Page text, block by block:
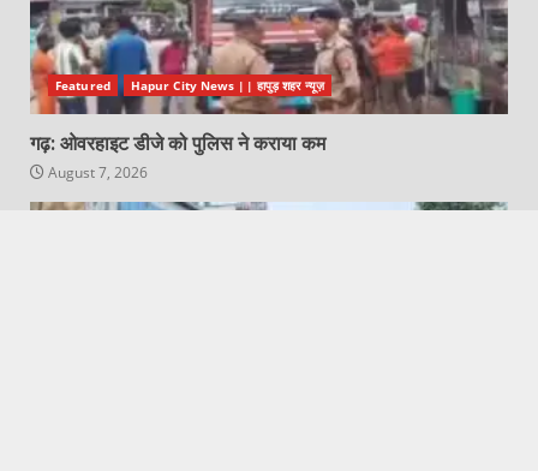
Featured Hapur City News || हापुड़ शहर न्यूज़
गढ़: ओवरहाइट डीजे को पुलिस ने कराया कम
August 7, 2026